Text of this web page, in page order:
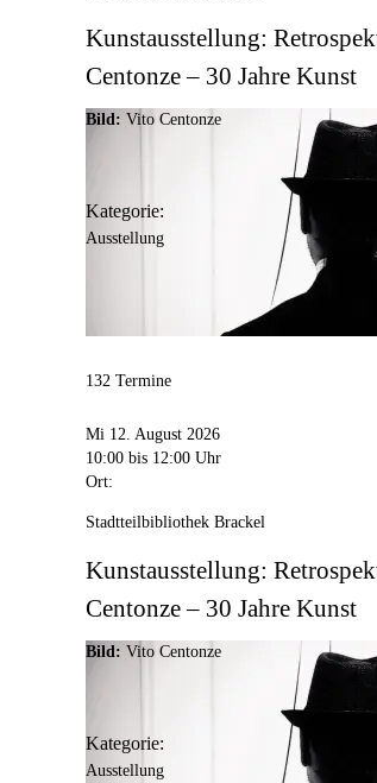
Kunstausstellung:
Centonze – 30 Jahre Kunst
Bild: Vito Centonze
Kategorie:
Ausstellung
132 Termine
Mi 12. August 2026
10:00 bis 12:00 Uhr
Ort:
Stadtteilbibliothek Brackel
Kunstausstellung:
Centonze – 30 Jahre Kunst
Bild: Vito Centonze
Kategorie:
Ausstellung